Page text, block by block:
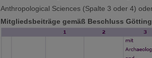
Anthropological Sciences (Spalte 3 oder 4)
Mitgliedsbeiträge gemäß Beschluss